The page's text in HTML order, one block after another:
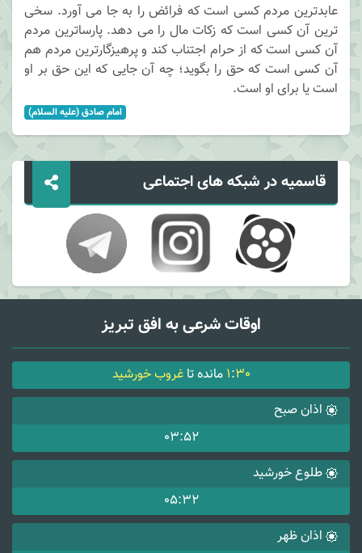
عابدترین مردم کسی است که فرائض را به جا می آورد. سخی
ترین آن کسی است که زکات مال را می دهد. پارساترین مردم
آن کسی است که از حرام اجتناب کند و پرهیزگارترین مردم هم
آن کسی است که حق را بگوید؛ چه آن جایی که این حق بر او
است یا برای او است.
امام صادق (علیه السلام)
قاسمیه در شبکه های اجتماعی
اوقات شرعی به افق تبریز
1:30 مانده تاغروب خورشید
اذان صبح
03:52
طلوع خورشید
05:32
اذان ظهر